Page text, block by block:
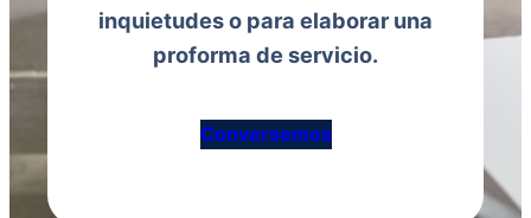
inquietudes o para elaborar una
proforma de servicio.
Conversemos